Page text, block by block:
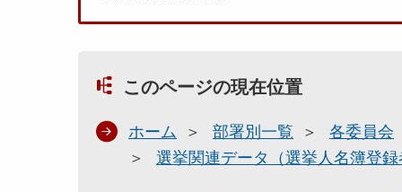
このページの現在位置
ホーム 部署別一覧
各委員会
選挙関連データ（選挙人名簿登